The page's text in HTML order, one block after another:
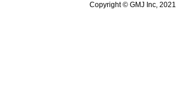
Copyright © GMJ Inc, 2021